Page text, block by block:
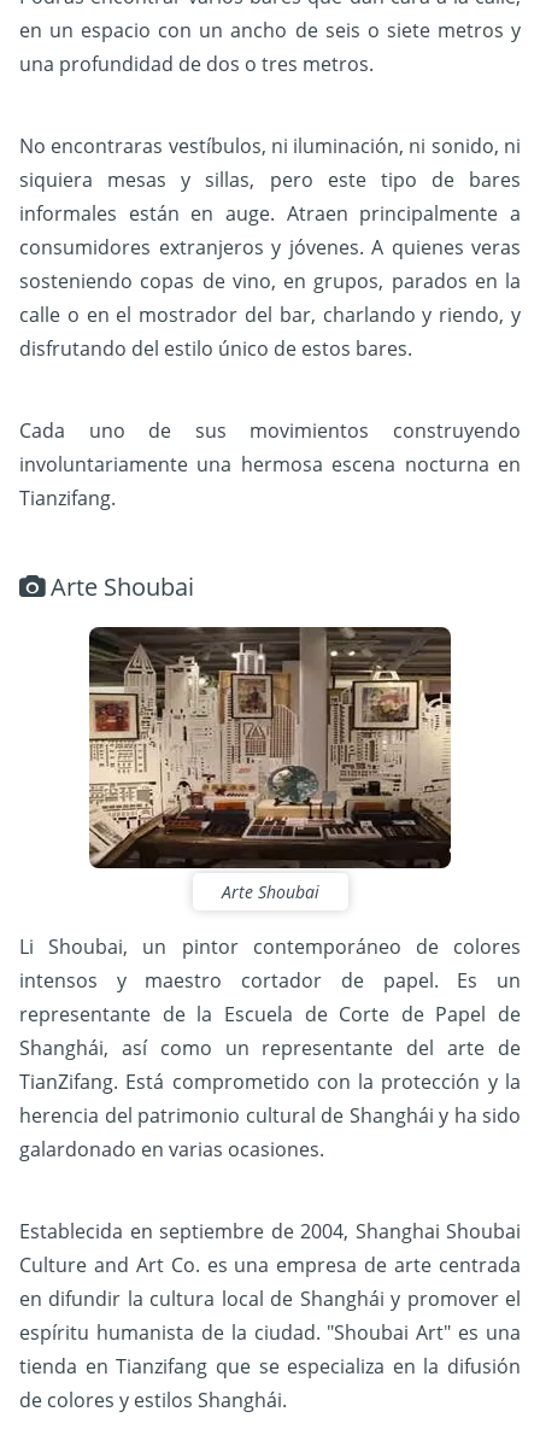
en un espacio con un ancho de seis o siete metros y
una profundidad de dos o tres metros.
No encontraras vestíbulos, ni iluminación, ni sonido, ni
siquiera mesas y sillas, pero este tipo de bares
informales están en auge. Atraen principalmente a
consumidores extranjeros y jóvenes. A quienes veras
sosteniendo copas de vino, en grupos, parados en la
calle o en el mostrador del bar, charlando y riendo, y
disfrutando del estilo único de estos bares.
Cada uno de sus movimientos construyendo
involuntariamente una hermosa escena nocturna en
Tianzifang.
Arte Shoubai
Arte Shoubai
Li Shoubai, un pintor contemporáneo de colores
intensos y maestro cortador de papel. Es un
representante de la Escuela de Corte de Papel de
Shanghái, así como un representante del arte de
TianZifang. Está comprometido con la protección y la
herencia del patrimonio cultural de Shanghái y ha sido
galardonado en varias ocasiones.
Establecida en septiembre de 2004, Shanghai Shoubai
Culture and Art Co. es una empresa de arte centrada
en difundir la cultura local de Shanghái y promover el
espíritu humanista de la ciudad. "Shoubai Art" es una
tienda en Tianzifang que se especializa en la difusión
de colores y estilos Shanghái.